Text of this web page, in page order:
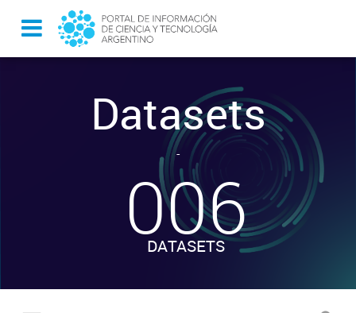
Datasets
-
006
DATASETS